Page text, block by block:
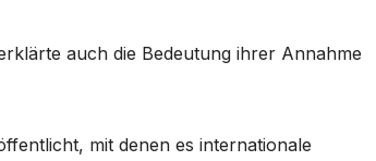
auch die Bedeutung ihrer Annahme
mit denen es internationale